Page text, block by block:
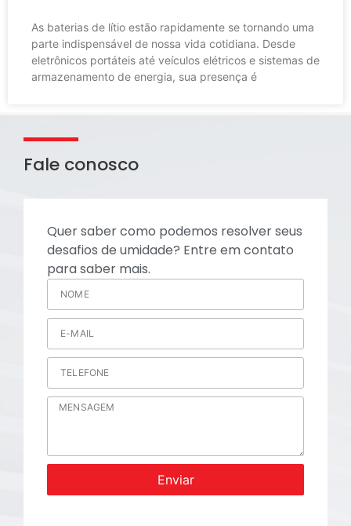
As baterias de lítio estão rapidamente se tornando uma
parte indispensável de nossa vida cotidiana. Desde
eletrônicos portáteis até veículos elétricos e sistemas de
armazenamento de energia, sua presença é
Quer saber como podemos resolver seus
desafios de umidade? Entre em contato
para saber mais.
Enviar
Fale conosco